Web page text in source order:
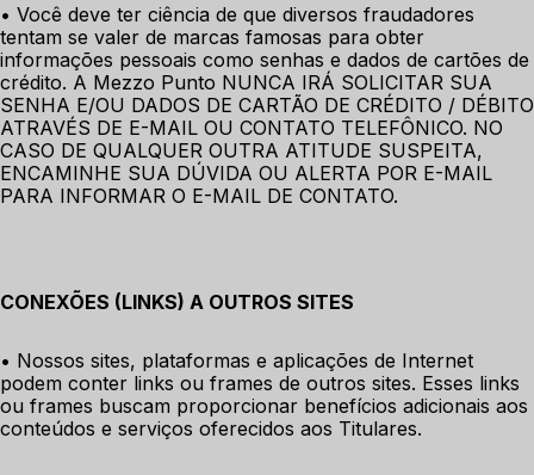
• Você deve ter ciência de que diversos fraudadores
tentam se valer de marcas famosas para obter
informações pessoais como senhas e dados de cartões de
crédito. A Mezzo Punto NUNCA IRÁ SOLICITAR SUA
SENHA E/OU DADOS DE CARTÃO DE CRÉDITO / DÉBITO
ATRAVÉS DE E-MAIL OU CONTATO TELEFÔNICO. NO
CASO DE QUALQUER OUTRA ATITUDE SUSPEITA,
ENCAMINHE SUA DÚVIDA OU ALERTA POR E-MAIL
PARA INFORMAR O E-MAIL DE CONTATO.
CONEXÕES (LINKS) A OUTROS SITES
• Nossos sites, plataformas e aplicações de Internet
podem conter links ou frames de outros sites. Esses links
ou frames buscam proporcionar benefícios adicionais aos
conteúdos e serviços oferecidos aos Titulares.